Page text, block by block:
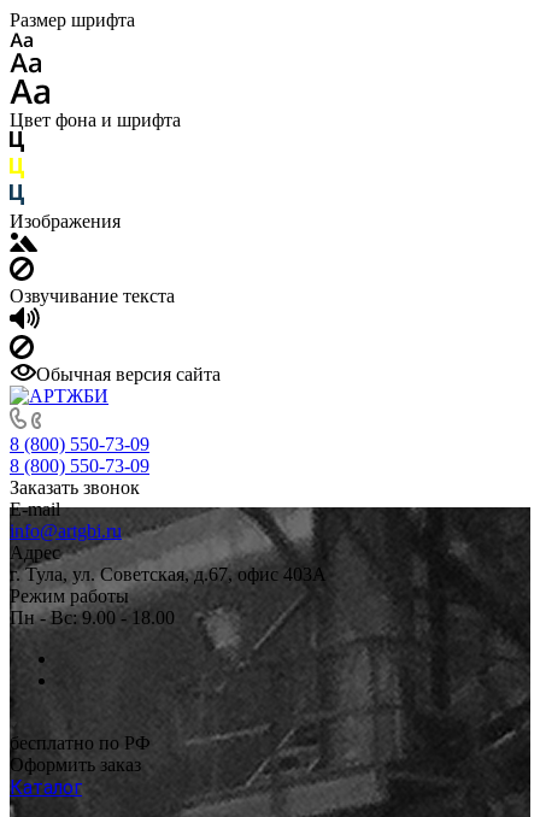
Размер шрифта
Цвет фона и шрифта
Изображения
Озвучивание текста
Обычная версия сайта
8 (800) 550-73-09
8 (800) 550-73-09
Заказать звонок
E-mail
info@artgbi.ru
Адрес
г. Тула, ул. Советская, д.67, офис 403А
Режим работы
Пн - Вс: 9.00 - 18.00
бесплатно по РФ
Оформить заказ
Каталог